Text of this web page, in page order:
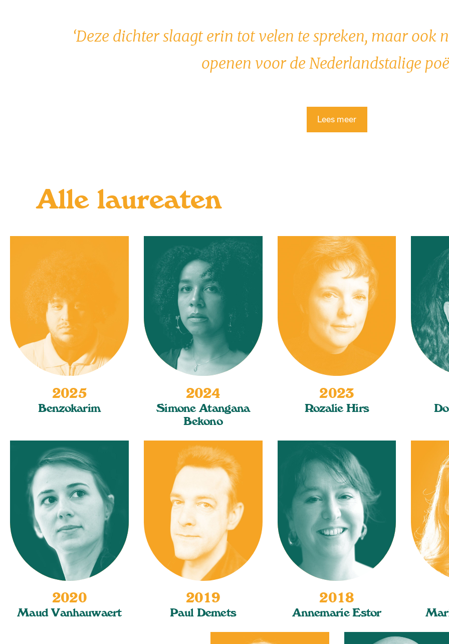
‘Deze dichter slaagt erin tot velen te spreken, maar ook
openen voor de Nederlandstalige
Lees meer
Alle laureaten
2025
Benzokarim
2024
Simone Atangana
Bekono
2023
Rozalie Hirs
2020
Maud Vanhauwaert
2019
Paul Demets
2018
Annemarie Estor